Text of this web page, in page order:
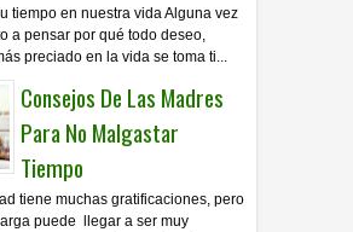
tiempo en nuestra vida Alguna vez
a pensar por qué todo deseo,
preciado en la vida se toma ti...
Consejos De Las Madres
Para No Malgastar
Tiempo
tiene muchas gratificaciones, pero
puede llegar a ser muy